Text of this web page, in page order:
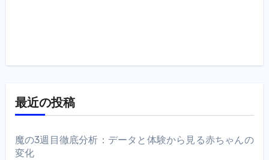
最近の投稿
魔の3週目徹底分析：データと体験から見る赤ちゃんの
変化